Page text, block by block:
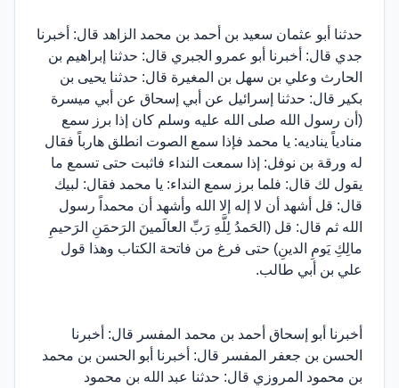
حدثنا أبو عثمان سعيد بن أحمد بن محمد الزاهد قال: أخبرنا
جدي قال: أخبرنا أبو عمرو الجبري قال: حدثنا إبراهيم بن
الحارث وعلي بن سهل بن المغيرة قال: حدثنا يحيى بن
بكير قال: حدثنا إسرائيل عن أبي إسحاق عن أبي ميسرة
(أن رسول الله صلى الله عليه وسلم كان إذا برز سمع
منادياً يناديه: يا محمد فإذا سمع الصوت انطلق هارباً فقال
له ورقة بن نوفل: إذا سمعت النداء فاثبت حتى تسمع ما
يقول لك قال: فلما برز سمع النداء: يا محمد فقال: لبيك
قال: قل أشهد أن لا إله إلا الله وأشهد أن محمداً رسول
الله ثم قال: قل (الحَمدُ لِلَّهِ رَبِّ العالَمينَ الرَحمَنِ الرَحيمِ
مالِكِ يَومِ الدينِ) حتى فرغ من فاتحة الكتاب وهذا قول
علي بن أبي طالب.
أخبرنا أبو إسحاق أحمد بن محمد المفسر قال: أخبرنا
الحسن بن جعفر المفسر قال: أخبرنا أبو الحسن بن محمد
بن محمود المروزي قال: حدثنا عبد الله بن محمود